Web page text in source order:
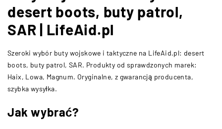
desert boots, buty patrol,
SAR | LifeAid.pl
Szeroki wybór buty wojskowe i taktyczne na LifeAid.pl: desert
boots, buty patrol, SAR. Produkty od sprawdzonych marek:
Haix, Lowa, Magnum. Oryginalne, z gwarancją producenta,
szybka wysyłka.
Jak wybrać?